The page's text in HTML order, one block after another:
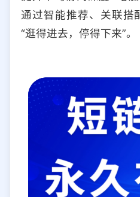
通过智能推荐、关联搭
“逛得进去，停得下来”。